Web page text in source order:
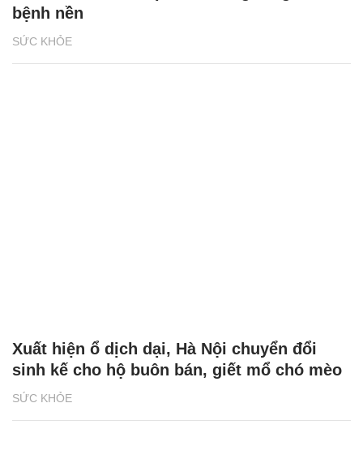
SỨC KHỎE
bệnh nền
SỨC KHỎE
Xuất hiện ổ dịch dại, Hà Nội chuyển đổi
sinh kế cho hộ buôn bán, giết mổ chó mèo